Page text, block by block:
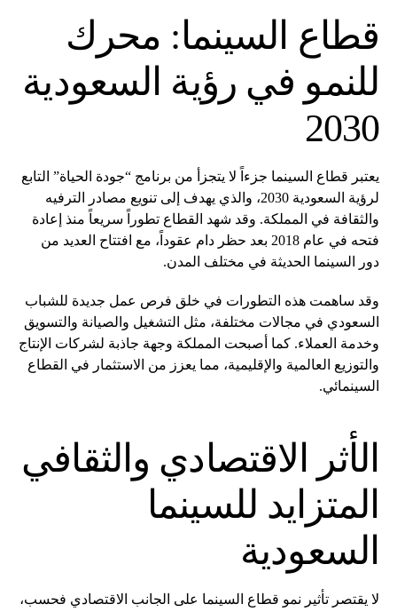
قطاع السينما: محرك
للنمو في رؤية السعودية
2030
يعتبر قطاع السينما جزءاً لا يتجزأ من برنامج “جودة الحياة” التابع
لرؤية السعودية 2030، والذي يهدف إلى تنويع مصادر الترفيه
والثقافة في المملكة. وقد شهد القطاع تطوراً سريعاً منذ إعادة
فتحه في عام 2018 بعد حظر دام عقوداً، مع افتتاح العديد من
دور السينما الحديثة في مختلف المدن.
وقد ساهمت هذه التطورات في خلق فرص عمل جديدة للشباب
السعودي في مجالات مختلفة، مثل التشغيل والصيانة والتسويق
وخدمة العملاء. كما أصبحت المملكة وجهة جاذبة لشركات الإنتاج
والتوزيع العالمية والإقليمية، مما يعزز من الاستثمار في القطاع
السينمائي.
الأثر الاقتصادي والثقافي
المتزايد للسينما
السعودية
لا يقتصر تأثير نمو قطاع السينما على الجانب الاقتصادي فحسب،